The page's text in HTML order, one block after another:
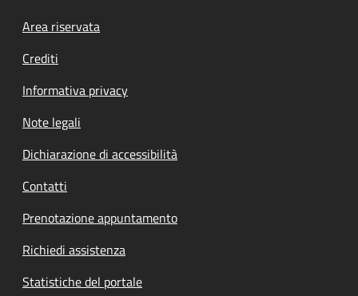
Footer menu
Area riservata
Crediti
Informativa privacy
Note legali
Dichiarazione di accessibilità
Contatti
Prenotazione appuntamento
Richiedi assistenza
Statistiche del portale